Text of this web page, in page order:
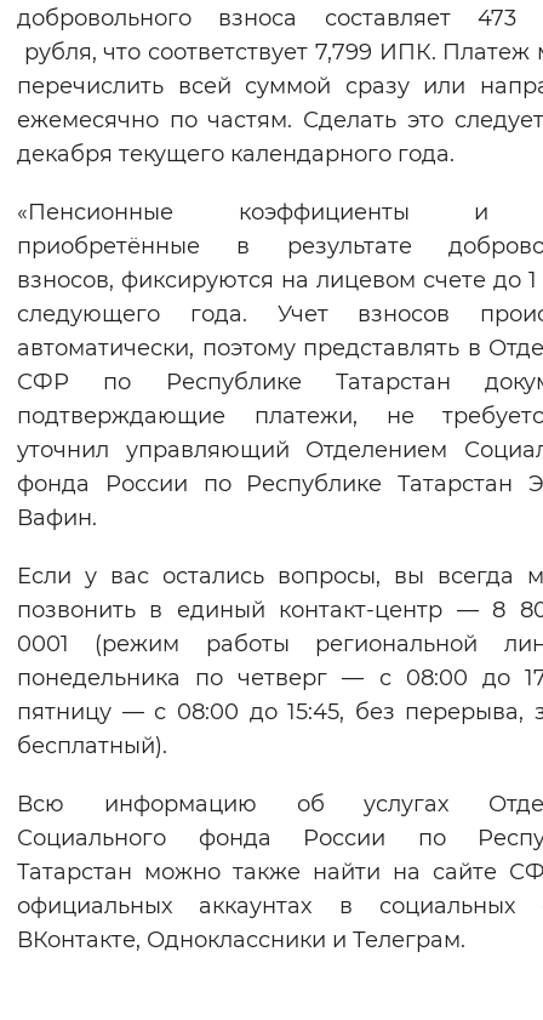
добровольного взноса составляет 473
рубля, что соответствует 7,799 ИПК.
перечислить всей суммой сразу или
ежемесячно по частям. Сделать это
декабря текущего календарного года.
«Пенсионные коэффициенты и
приобретённые в результате
взносов, фиксируются на лицевом счете до
следующего года. Учет взносов
автоматически, поэтому представлять в
СФР по Республике Татарстан
подтверждающие платежи, не
уточнил управляющий Отделением
фонда России по Республике Татарстан
Вафин.
Если у вас остались вопросы, вы всегда
позвонить в единый контакт-центр — 8
0001 (режим работы региональной
понедельника по четверг — с 08:00 до
пятницу — с 08:00 до 15:45, без перерыва,
бесплатный).
Всю информацию об услугах
Социального фонда России по
Татарстан можно также найти на сайте
официальных аккаунтах в социальных
ВКонтакте, Одноклассники и Телеграм.